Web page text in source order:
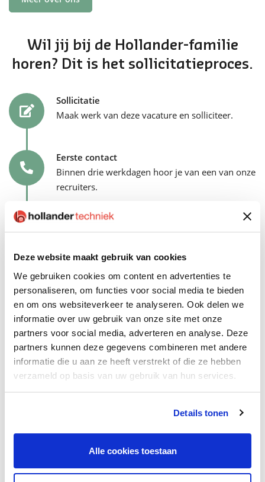
Deze website maakt gebruik van cookies
We gebruiken cookies om content en advertenties te
personaliseren, om functies voor social media te bieden
en om ons websiteverkeer te analyseren. Ook delen we
informatie over uw gebruik van onze site met onze
partners voor social media, adverteren en analyse. Deze
partners kunnen deze gegevens combineren met andere
informatie die u aan ze heeft verstrekt of die ze hebben
verzameld op basis van uw gebruik van hun services.
Details tonen
Alle cookies toestaan
Wil jij bij de Hollander-familie
horen? Dit is het sollicitatieproces.
Sollicitatie
Maak werk van deze vacature en solliciteer.
Eerste contact
Binnen drie werkdagen hoor je van een van onze
recruiters.
Kennismaking
recruiter en jouw toekomstige teamcoach.
Tweede gesprek
Tijdens het tweede gesprek ontmoet je jouw
toekomstige collega’s: een P&O-adviseur en een
van je teamleden.
handtekening zet? Geen probleem, jouw
toekomstige collega's nemen je graag mee.
Tekenen maar!